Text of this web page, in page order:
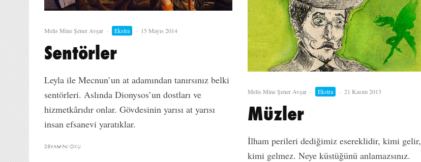
Melis Mine Şener Avşar · Ekstra · 15 Mayıs 2014
Sentörler
Leyla ile Mecnun’un at adamından tanırsınız belki
sentörleri. Aslında Dionysos’un dostları ve
hizmetkârıdır onlar. Gövdesinin yarısı at yarısı
insan efsanevi yaratıklar.
DEVAMINI OKU
Melis Mine Şener Avşar · Ekstra · 21 Kasım 2013
Müzler
İlham perileri dediğimiz esereklidir, kimi gelir,
kimi gelmez. Neye küstüğünü anlamazsınız.